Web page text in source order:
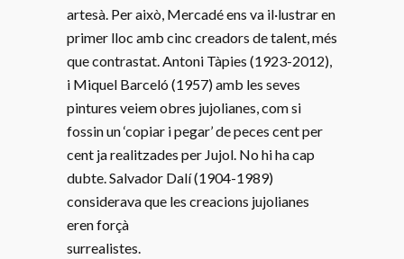
artesà. Per això, Mercadé ens va il·lustrar en
primer lloc amb cinc creadors de talent, més
que contrastat. Antoni Tàpies (1923-2012),
i Miquel Barceló (1957) amb les seves
pintures veiem obres jujolianes, com si
fossin un ‘copiar i pegar’ de peces cent per
cent ja realitzades per Jujol. No hi ha cap
dubte. Salvador Dalí (1904-1989)
considerava que les creacions jujolianes
eren forçà
surrealistes.